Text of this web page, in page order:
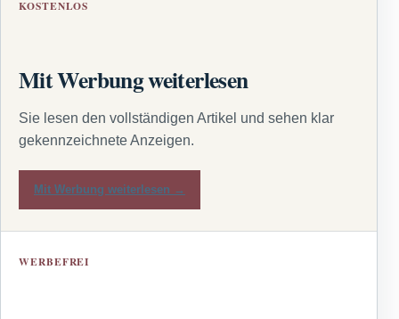
KOSTENLOS
Mit Werbung weiterlesen
Sie lesen den vollständigen Artikel und sehen klar
gekennzeichnete Anzeigen.
Mit Werbung weiterlesen →
WERBEFREI